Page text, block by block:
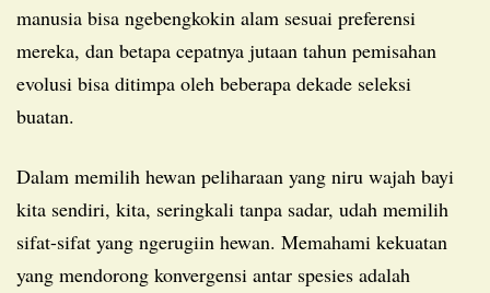
manusia bisa ngebengkokin alam sesuai preferensi
mereka, dan betapa cepatnya jutaan tahun pemisahan
evolusi bisa ditimpa oleh beberapa dekade seleksi
buatan.
Dalam memilih hewan peliharaan yang niru wajah bayi
kita sendiri, kita, seringkali tanpa sadar, udah memilih
sifat-sifat yang ngerugiin hewan. Memahami kekuatan
yang mendorong konvergensi antar spesies adalah